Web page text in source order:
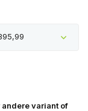
variant of